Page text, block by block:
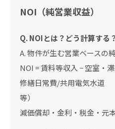
NOI（純営業収益）
Q. NOIとは？どう計算する
A. 物件が生む営業ベースの純
NOI = 賃料等収入 − 空室・
修繕日常費/共用電気水道
等）
減価償却・金利・税金・元